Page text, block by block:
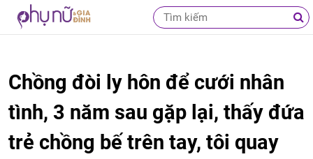
Chồng đòi ly hôn để cưới nhân
tình, 3 năm sau gặp lại, thấy đứa
trẻ chồng bế trên tay, tôi quay